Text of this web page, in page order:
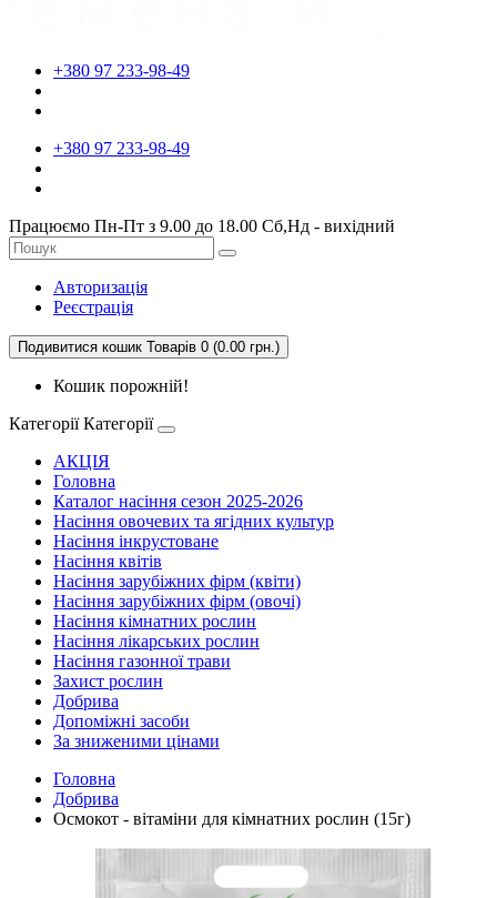
+380 97 233-98-49
+380 97 233-98-49
Працюємо Пн-Пт з 9.00 до 18.00 Сб,Нд - вихідний
Авторизація
Реєстрація
Подивитися кошик Товарів 0 (0.00 грн.)
Кошик порожній!
Категорії Категорії
АКЦІЯ
Головна
Каталог насіння сезон 2025-2026
Насіння овочевих та ягідних культур
Насіння інкрустоване
Насіння квітів
Насіння зарубіжних фірм (квіти)
Насіння зарубіжних фірм (овочі)
Насіння кімнатних рослин
Насіння лікарських рослин
Насіння газонної трави
Захист рослин
Добрива
Допоміжні засоби
За зниженими цінами
Головна
Добрива
Осмокот - вітаміни для кімнатних рослин (15г)